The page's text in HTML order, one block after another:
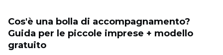
Cos'è una bolla di accompagnamento?
Guida per le piccole imprese + modello
gratuito